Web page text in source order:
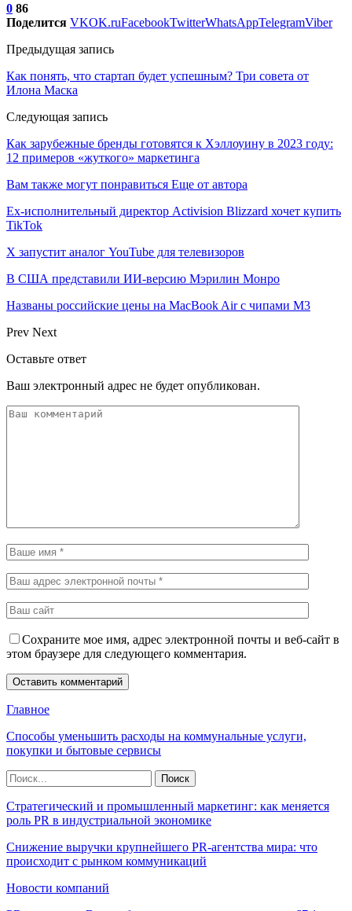
0 86
Поделится VKOK.ruFacebookTwitterWhatsAppTelegramViber
Предыдущая запись
Как понять, что стартап будет успешным? Три совета от
Илона Маска
Следующая запись
Как зарубежные бренды готовятся к Хэллоуину в 2023 году:
12 примеров «жуткого» маркетинга
Вам также могут понравиться Еще от автора
Ex-исполнительный директор Activision Blizzard хочет купить
TikTok
X запустит аналог YouTube для телевизоров
В США представили ИИ-версию Мэрилин Монро
Названы российские цены на MacBook Air с чипами M3
Prev Next
Оставьте ответ
Ваш электронный адрес не будет опубликован.
Сохраните мое имя, адрес электронной почты и веб-сайт в
этом браузере для следующего комментария.
Главное
Способы уменьшить расходы на коммунальные услуги,
покупки и бытовые сервисы
Стратегический и промышленный маркетинг: как меняется
роль PR в индустриальной экономике
Снижение выручки крупнейшего PR-агентства мира: что
происходит с рынком коммуникаций
Новости компаний